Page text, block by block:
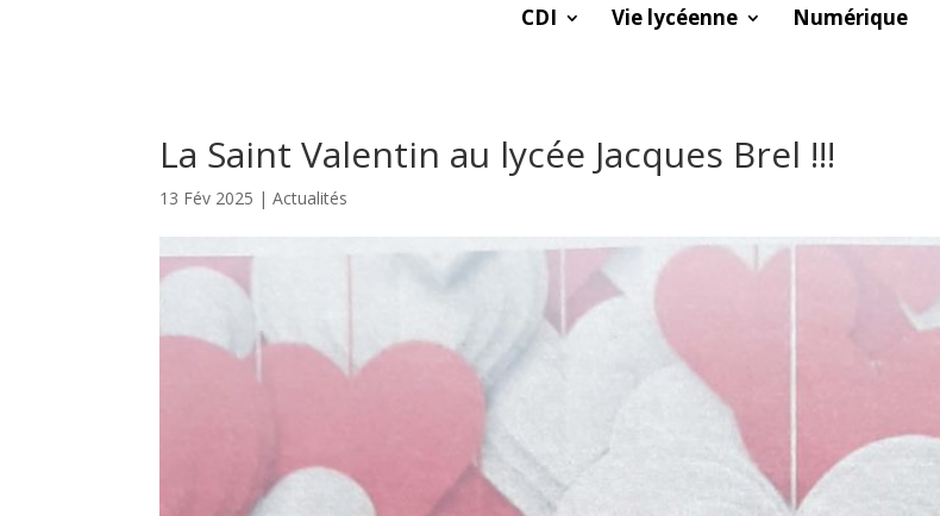
CDI Vie lycéenne Numérique
La Saint Valentin au lycée Jacques Brel !!!
13 Fév 2025 |Actualités